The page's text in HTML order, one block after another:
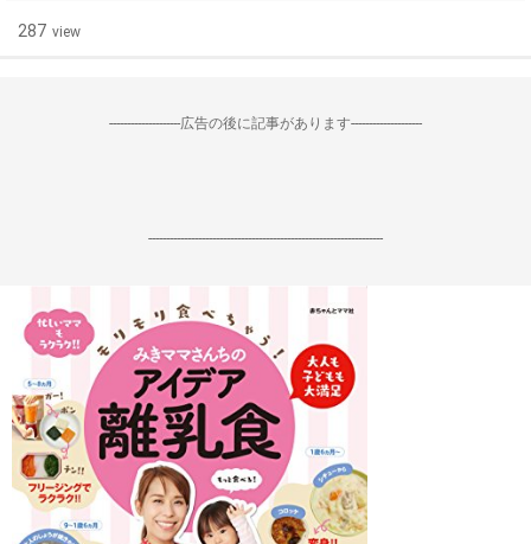
287 view
--------------------広告の後に記事があります--------------------
------------------------------------------------------------------